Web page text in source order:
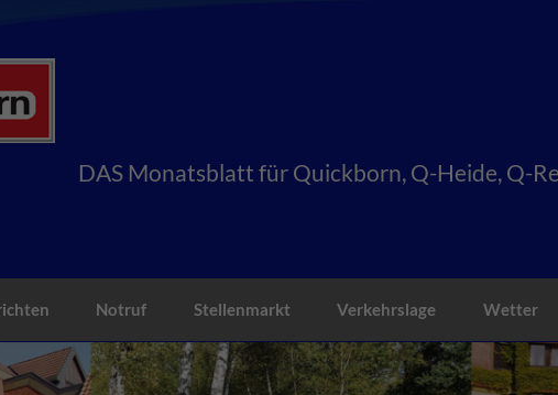
DAS Monatsblatt für Quickborn, Q-Heide, Q-
Notruf Stellenmarkt Verkehrslage Wetter